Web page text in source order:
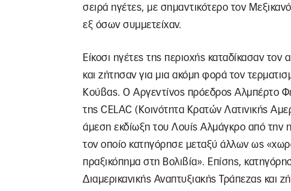
σειρά ηγέτες, με σημαντικότερο τον
εξ όσων συμμετείχαν.
Είκοσι ηγέτες της περιοχής καταδίκασαν
και ζήτησαν για μια ακόμη φορά τον
Κούβας. Ο Αργεντίνος πρόεδρος Αλμπέρτο
της CELAC (Κοινότητα Κρατών Λατινικής
άμεση εκδίωξη του Λουίς Αλμάγκρο από την
τον οποίο κατηγόρησε μεταξύ άλλων ως
πραξικόπημα στη Βολιβία». Επίσης,
Διαμερικανικής Αναπτυξιακής Τράπεζας και